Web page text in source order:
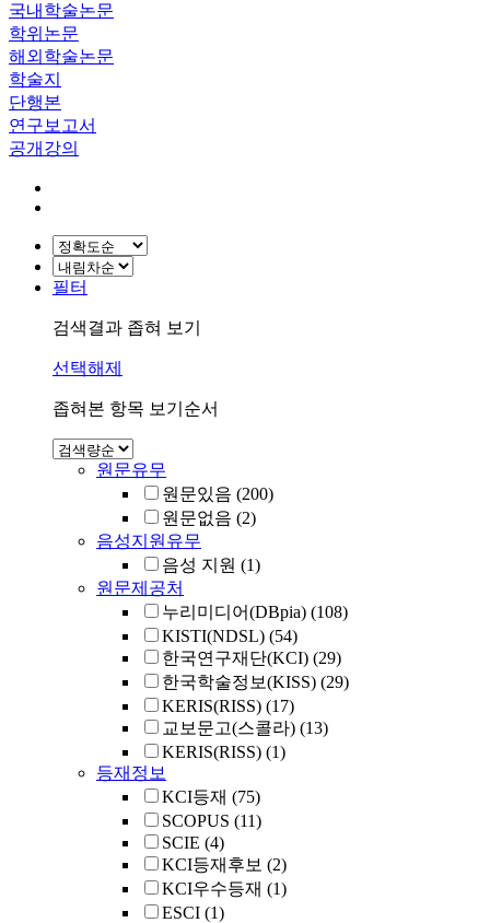
국내학술논문
학위논문
해외학술논문
학술지
단행본
연구보고서
공개강의
필터
검색결과 좁혀 보기
선택해제
좁혀본 항목 보기순서
원문유무
원문있음 (200)
원문없음 (2)
음성지원유무
음성 지원 (1)
원문제공처
누리미디어(DBpia) (108)
KISTI(NDSL) (54)
한국연구재단(KCI) (29)
한국학술정보(KISS) (29)
KERIS(RISS) (17)
교보문고(스콜라) (13)
KERIS(RISS) (1)
등재정보
KCI등재 (75)
SCOPUS (11)
SCIE (4)
KCI등재후보 (2)
KCI우수등재 (1)
ESCI (1)